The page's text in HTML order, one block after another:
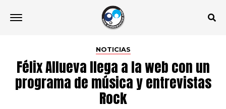
NOTICIAS
Félix Allueva llega a la web con un
programa de música y entrevistas
Rock